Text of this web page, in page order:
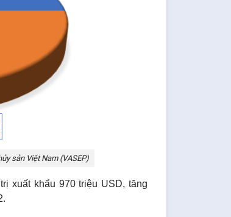
sản Việt Nam (VASEP)
xuất khẩu 970 triệu USD, tăng